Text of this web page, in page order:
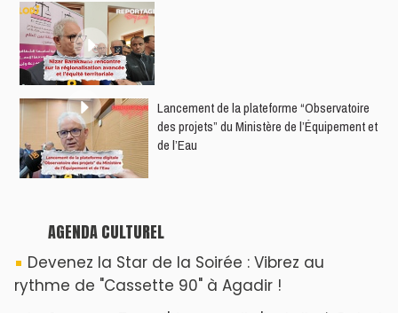
Nacim Haddad en Concert à Tétouan – Ayta
World Tour 2026
Nacim Haddad débarque à Tanger : Le
Souffle du Nord s'éveille !